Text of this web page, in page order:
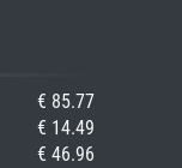
€ 85.77
€ 14.49
€ 46.96